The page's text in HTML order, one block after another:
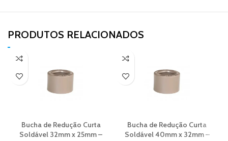
PRODUTOS RELACIONADOS​
Bucha de Redução Curta
Soldável 32mm x 25mm –
Bucha de Redução Curta
Soldável 40mm x 32mm –